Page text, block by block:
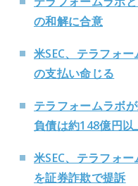
の和解に合意
米SEC、テラフォ
の支払い命じる
テラフォームラボ
負債は約148億円以
米SEC、テラフォ
を証券詐欺で提訴